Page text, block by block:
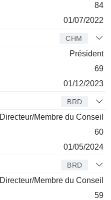
84
01/07/2022
CHM
Président
69
01/12/2023
BRD
Directeur/Membre du Conseil
60
01/05/2024
BRD
Directeur/Membre du Conseil
59